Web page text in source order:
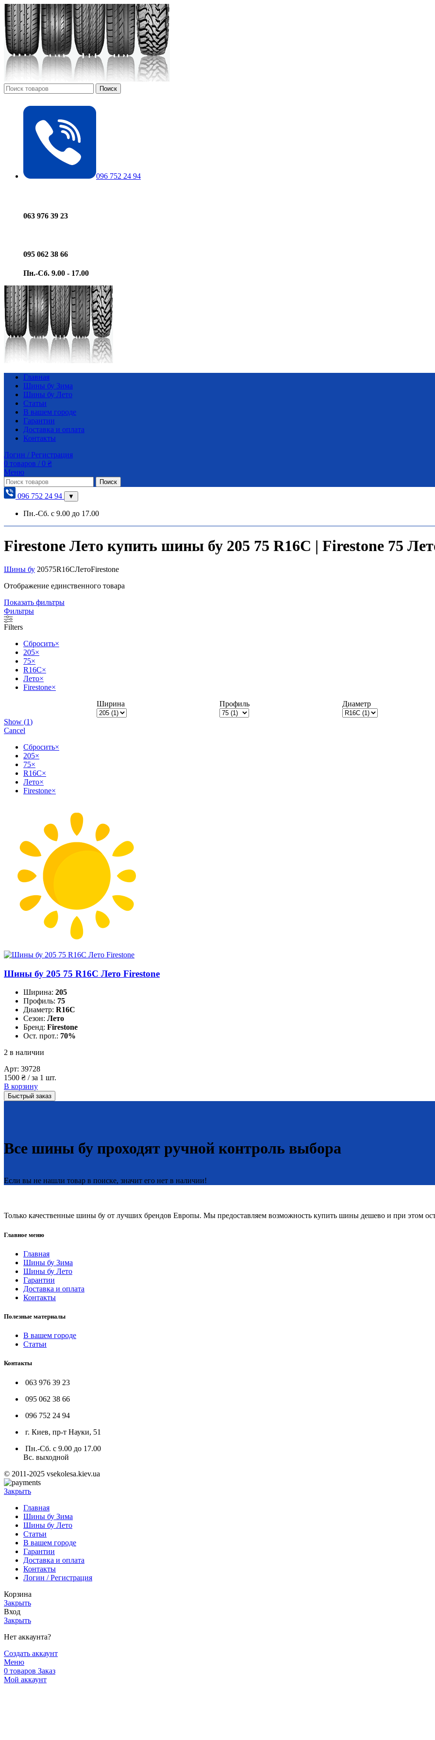
Поиск
096 752 24 94
063 976 39 23
095 062 38 66
Пн.-Сб. 9.00 - 17.00
Главная
Шины бу Зима
Шины бу Лето
Статьи
В вашем городе
Гарантии
Доставка и оплата
Контакты
Логин / Регистрация
0 товаров / 0 ₴
Меню
Поиск
096 752 24 94 ▼
Пн.-Сб. с 9.00 до 17.00
Firestone Лето купить шины бу 205 75 R16C | Firestone 75
Шины бу 20575R16CЛетоFirestone
Отображение единственного товара
Показать фильтры
Фильтры
Filters
Сбросить×
205×
75×
R16C×
Лето×
Firestone×
Ширина
Профиль Диаметр
Show (1)
Cancel
Сбросить×
205×
75×
R16C×
Лето×
Firestone×
Шины бу 205 75 R16C Лето Firestone
Ширина: 205
Профиль: 75
Диаметр: R16C
Сезон: Лето
Бренд: Firestone
Ост. прот.: 70%
2 в наличии
Арт: 39728
1500 ₴ / за 1 шт.
В корзину
Быстрый заказ
Все шины бу проходят ручной контроль выбора
Если вы не нашли товар в поиске, значит его нет в наличии!
Только качественные шины бу от лучших брендов Европы. Мы предоставляем возможность купить шины дешево и при этом
Главное меню
Главная
Шины бу Зима
Шины бу Лето
Гарантии
Доставка и оплата
Контакты
Полезные материалы
В вашем городе
Статьи
Контакты
063 976 39 23
095 062 38 66
096 752 24 94
г. Киев, пр-т Науки, 51
Пн.-Сб. с 9.00 до 17.00
Вс. выходной
© 2011-2025 vsekolesa.kiev.ua
Закрыть
Главная
Шины бу Зима
Шины бу Лето
Статьи
В вашем городе
Гарантии
Доставка и оплата
Контакты
Логин / Регистрация
Корзина
Закрыть
Вход
Закрыть
Нет аккаунта?
Создать аккаунт
Меню
0 товаров Заказ
Мой аккаунт